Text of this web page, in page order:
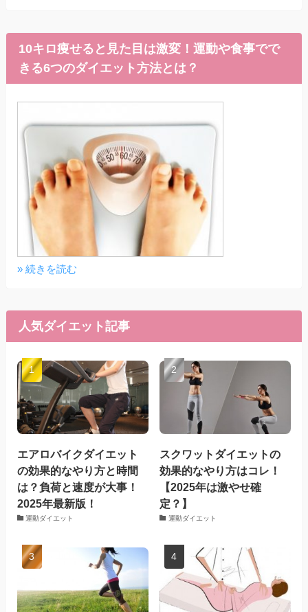
10キロ痩せると見た目は激変！運動や食事でで
きる6つのダイエット方法とは？
» 続きを読む
人気ダイエット記事
エアロバイクダイエット
の効果的なやり方と時間
は？負荷と速度が大事！
2025年最新版！
運動ダイエット
スクワットダイエットの
効果的なやり方はコレ！
【2025年は激やせ確
定？】
運動ダイエット